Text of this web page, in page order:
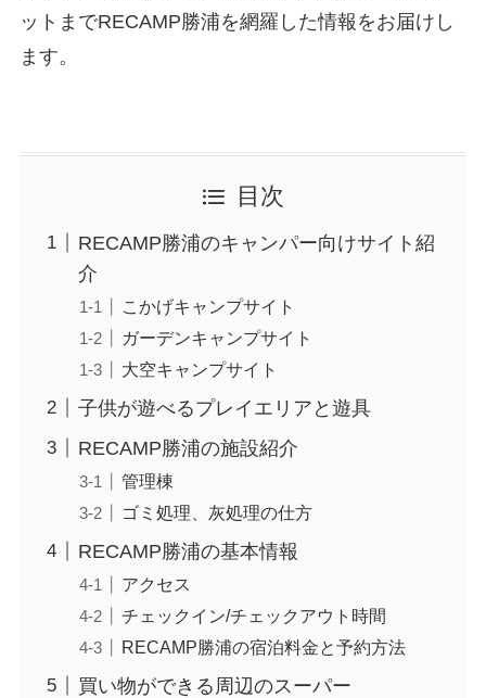
ットまでRECAMP勝浦を網羅した情報をお届けし
ます。
目次
RECAMP勝浦のキャンパー向けサイト紹
介
こかげキャンプサイト
ガーデンキャンプサイト
大空キャンプサイト
子供が遊べるプレイエリアと遊具
RECAMP勝浦の施設紹介
管理棟
ゴミ処理、灰処理の仕方
RECAMP勝浦の基本情報
アクセス
チェックイン/チェックアウト時間
RECAMP勝浦の宿泊料金と予約方法
買い物ができる周辺のスーパー